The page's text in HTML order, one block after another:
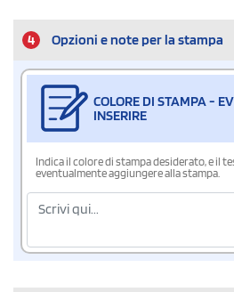
4 Opzioni e note per la stampa
COLORE DI STAMPA -
INSERIRE
Indica il colore di stampa desiderato, e il
eventualmente aggiungere alla stampa.